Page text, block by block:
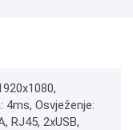
4ms, Osvježenje:
RJ45, 2xUSB,